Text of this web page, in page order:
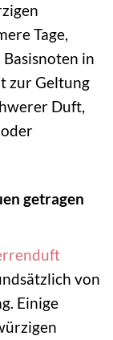
Tage,
in
zur Geltung
Duft,
getragen
von
Einige